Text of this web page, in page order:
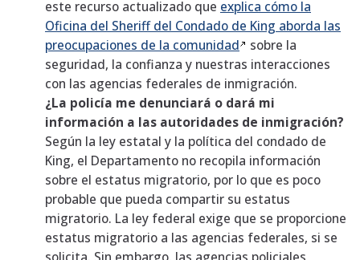
este recurso actualizado que explica cómo la
Oficina del Sheriff del Condado de King aborda las
preocupaciones de la comunidad
sobre la
seguridad, la confianza y nuestras interacciones
con las agencias federales de inmigración.
¿La policía me denunciará o dará mi
información a las autoridades de inmigración?
Según la ley estatal y la política del condado de
King, el Departamento no recopila información
sobre el estatus migratorio, por lo que es poco
probable que pueda compartir su estatus
migratorio. La ley federal exige que se proporcione
estatus migratorio a las agencias federales, si se